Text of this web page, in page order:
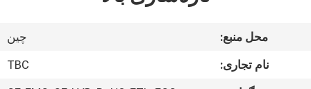
دربارهی
محل منبع:
چین
نام تجاری:
TBC